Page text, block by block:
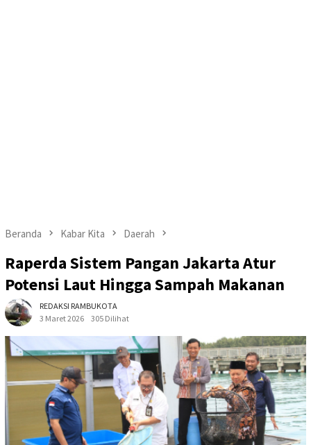
Beranda Kabar Kita Daerah
Raperda Sistem Pangan Jakarta Atur
Potensi Laut Hingga Sampah Makanan
REDAKSI RAMBUKOTA
3 Maret 2026
305 Dilihat